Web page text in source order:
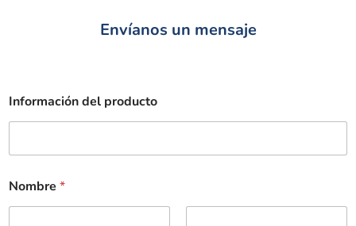
Envíanos un mensaje
Información del producto
Nombre *